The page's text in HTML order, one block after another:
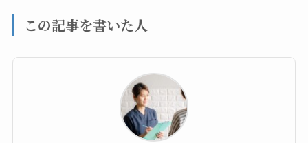
この記事を書いた人